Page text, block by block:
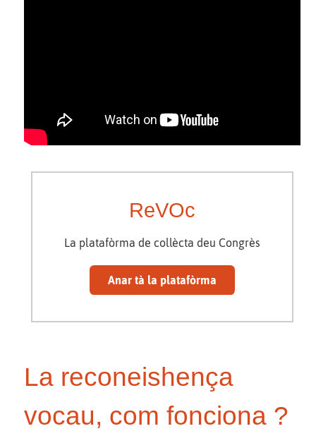
ReVOc
La platafòrma de collècta deu Congrès
Anar tà la platafòrma
La reconeishença
vocau, com fonciona ?